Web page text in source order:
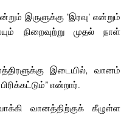
இருளுக்கு ‘இரவு’ என்றும்
நிறைவுற்று முதல் நாள்
இடையில், வானம்
என்றார்.
வானத்திற்குக் கீழுள்ள